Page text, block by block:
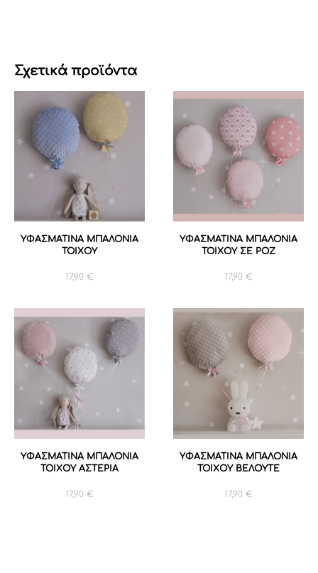
Σχετικά προϊόντα
ΥΦΑΣΜΑΤΙΝΑ ΜΠΑΛΟΝΙΑ
ΤΟΙΧΟΥ
17,90 €
ΥΦΑΣΜΑΤΙΝΑ ΜΠΑΛΟΝΙΑ
ΤΟΙΧΟΥ ΣΕ ΡΟΖ
17,90 €
ΥΦΑΣΜΑΤΙΝΑ ΜΠΑΛΟΝΙΑ
ΤΟΙΧΟΥ AΣΤΕΡΙΑ
17,90 €
ΥΦΑΣΜΑΤΙΝΑ ΜΠΑΛΟΝΙΑ
ΤΟΙΧΟΥ ΒΕΛΟΥΤΕ
17,90 €